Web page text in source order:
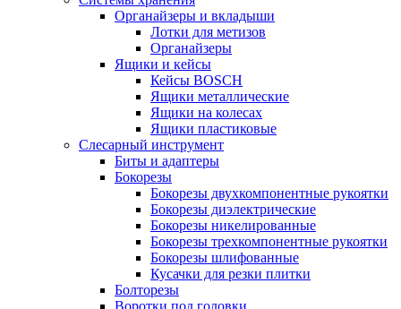
Органайзеры и вкладыши
Лотки для метизов
Органайзеры
Ящики и кейсы
Кейсы BOSCH
Ящики металлические
Ящики на колесах
Ящики пластиковые
Слесарный инструмент
Биты и адаптеры
Бокорезы
Бокорезы двухкомпонентные рукоятки
Бокорезы диэлектрические
Бокорезы никелированные
Бокорезы трехкомпонентные рукоятки
Бокорезы шлифованные
Кусачки для резки плитки
Болторезы
Воротки под головки